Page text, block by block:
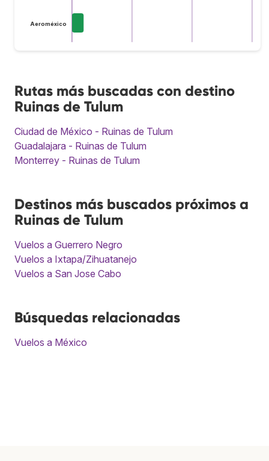
Aeroméxico
Rutas más buscadas con destino
Ruinas de Tulum
Ciudad de México - Ruinas de Tulum
Guadalajara - Ruinas de Tulum
Monterrey - Ruinas de Tulum
Destinos más buscados próximos a
Ruinas de Tulum
Vuelos a Guerrero Negro
Vuelos a Ixtapa/Zihuatanejo
Vuelos a San Jose Cabo
Búsquedas relacionadas
Vuelos a México